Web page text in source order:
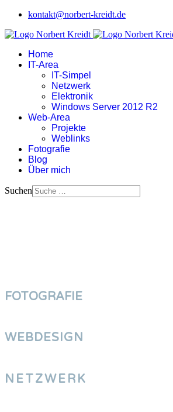
kontakt@norbert-kreidt.de
Home
IT-Area
IT-Simpel
Netzwerk
Elektronik
Windows Server 2012 R2
Web-Area
Projekte
Weblinks
Fotografie
Blog
Über mich
Suchen
FOTOGRAFIE
WEBDESIGN
NETZWERK